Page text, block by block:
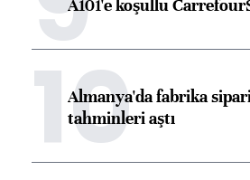
A101'e koşullu
10
Almanya'da fabrika
tahminleri aştı